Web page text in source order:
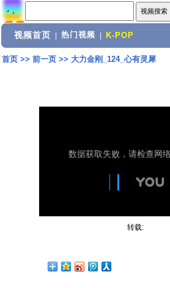
视频首页 热门视频 K-POP
首页>> 前一页>> 大力金刚_124_心有灵犀
转载: